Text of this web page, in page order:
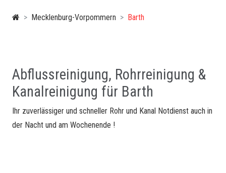
Mecklenburg-Vorpommern Barth
Abflussreinigung, Rohrreinigung &
Kanalreinigung für Barth
Ihr zuverlässiger und schneller Rohr und Kanal Notdienst auch in
der Nacht und am Wochenende !